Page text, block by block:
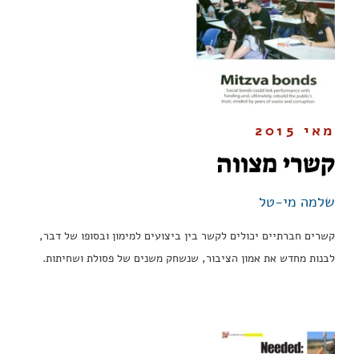
מאי 2015
קשרי מצווה
שלמה מי-טל
קשרים חברתיים יכולים לקשר בין ביצועים למימון ובסופו של דבר,
לבנות מחדש את אמון הציבור, שנשחק משנים של פסולת ושחיתות.